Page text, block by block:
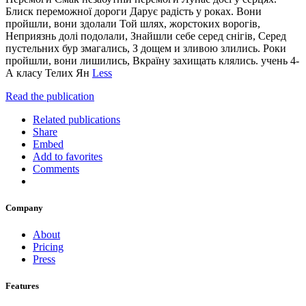
Блиск переможної дороги Дарує радість у роках. Вони
пройшли, вони здолали Той шлях, жорстоких ворогів,
Неприязнь долі подолали, Знайшли себе серед снігів, Серед
пустельних бур змагались, З дощем и зливою злились. Роки
пройшли, вони лишились, Вкраїну захищать клялись. учень 4-
А класу Телих Ян Less
Read the publication
Related publications
Share
Embed
Add to favorites
Comments
Company
About
Pricing
Press
Features